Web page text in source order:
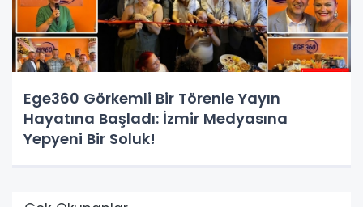
Ege360 Görkemli Bir Törenle Yayın
Hayatına Başladı: İzmir Medyasına
Yepyeni Bir Soluk!